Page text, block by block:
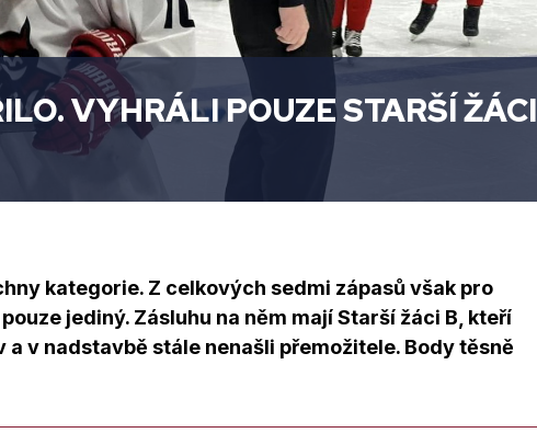
VYHRÁLI POUZE STARŠÍ ŽÁCI
kategorie. Z celkových sedmi zápasů však pro
jediný. Zásluhu na něm mají Starší žáci B, kteří
v nadstavbě stále nenašli přemožitele. Body těsně